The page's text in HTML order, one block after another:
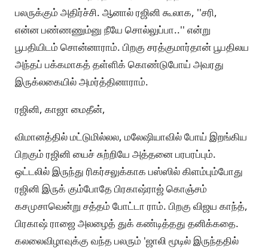
பலருக்கும்‌ அதிர்ச்சி. ஆனால்‌ ரஜினி கூலாக, ''சரி,
என்ன பண்ணணும்னு நீயே சொல்லுப்பா..'' என்று
பூபதியிடம்‌ சொன்னாராம்‌. பிறகு சரத்குமார்தான்‌ பூபதிலய
அந்தப்‌ பக்கமாகத்‌ தள்ளிக்‌ கொண்டுபோய்‌ அவரது
இருக்லகையில்‌ அமர்த்தினாராம்‌.
ரஜினி, காஜா மைதீன்‌,
விமானத்தில்‌ மட்டுமில்லல, மலேஷியாவில்‌ போய்‌ இறங்கிய
பிறகும்‌ ரஜினி யைச்‌ சுற்றியே அத்தனை பரபரப்பும்‌.
ஒட்டலில்‌ இருந்து ரிகர்சலுக்காக பஸ்ஸில்‌ கிளம்பும்போது
ரஜினி இருக்‌ கும்போதே பிரகாஷ்ராஜ்‌ கொஞ்சம்‌
கசமுசாவென்று சத்தம்‌ போட்டா ராம்‌. பிறகு விஜய காந்த்‌,
பிரகாஷ்‌ ராஜை அலழைத்‌ துக்‌ கண்டித்தது தனிக்கதை.
கலலைவிழாவுக்கு வந்த பலரும்‌ 'ஜாலி மூடில்‌ இருந்ததில்‌